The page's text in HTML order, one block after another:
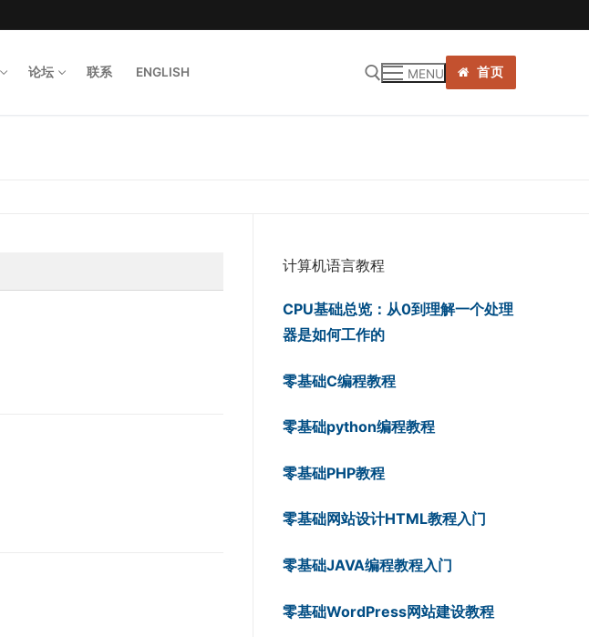
论坛 联系 ENGLISH MENU 首页
计算机语言教程
CPU基础总览：从0到理解一个处理
器是如何工作的
零基础C编程教程
零基础python编程教程
零基础PHP教程
零基础网站设计HTML教程入门
零基础JAVA编程教程入门
零基础WordPress网站建设教程